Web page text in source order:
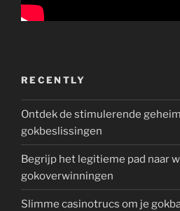
RECENTLY
Ontdek de stimulerende
gokbeslissingen
Begrijp het legitieme pad naar
gokoverwinningen
Slimme casinotrucs om je